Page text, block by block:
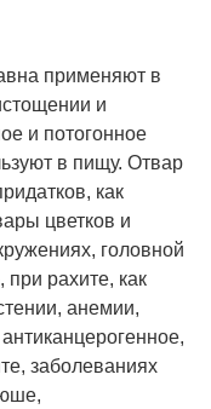
применяют в
и
и потогонное
в пищу. Отвар
как
цветков и
головной
при рахите, как
анемии,
заболеваниях